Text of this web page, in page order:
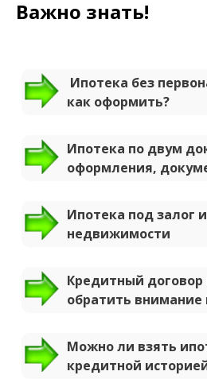
Важно знать!
Ипотека без
как оформить?
Ипотека по двум
оформления,
Ипотека под залог
недвижимости
Кредитный договор
обратить внимание
Можно ли взять
кредитной